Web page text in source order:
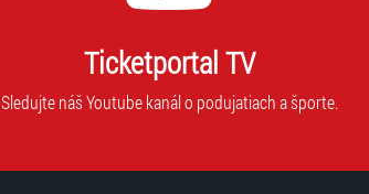
Ticketportal TV
Sledujte náš Youtube kanál o podujatiach a športe.